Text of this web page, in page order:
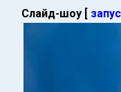
Слайд-шоу [